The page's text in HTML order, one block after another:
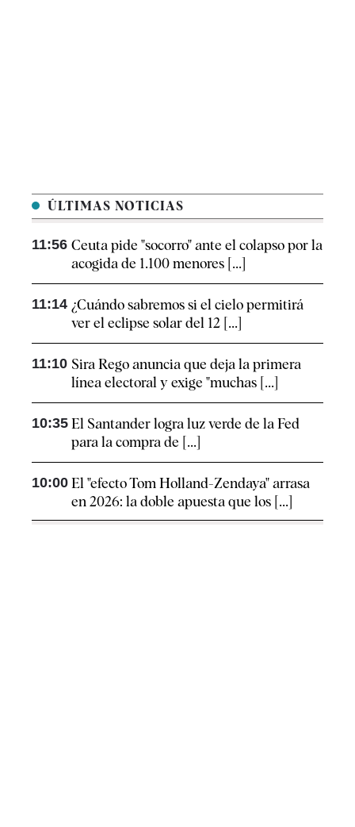
ÚLTIMAS NOTICIAS
11:56 Ceuta pide "socorro" ante el colapso por la
acogida de 1.100 menores [...]
11:14 ¿Cuándo sabremos si el cielo permitirá
ver el eclipse solar del 12 [...]
11:10 Sira Rego anuncia que deja la primera
línea electoral y exige "muchas [...]
10:35 El Santander logra luz verde de la Fed
para la compra de [...]
10:00 El "efecto Tom Holland-Zendaya" arrasa
en 2026: la doble apuesta que los [...]